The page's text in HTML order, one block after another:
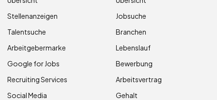
Stellenanzeigen
Talentsuche
Arbeitgebermarke
Google for Jobs
Recruiting Services
Social Media
Jobsuche
Branchen
Lebenslauf
Bewerbung
Arbeitsvertrag
Gehalt